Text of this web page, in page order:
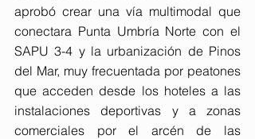
aprobó crear una vía multimodal que
conectara Punta Umbría Norte con el
SAPU 3-4 y la urbanización de Pinos
del Mar, muy frecuentada por peatones
que acceden desde los hoteles a las
instalaciones deportivas y a zonas
comerciales por el arcén de las